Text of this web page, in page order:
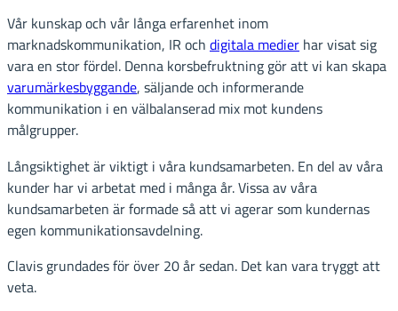
Vår kunskap och vår långa erfarenhet inom
marknadskommunikation, IR och digitala medier har visat sig
vara en stor fördel. Denna korsbefruktning gör att vi kan skapa
varumärkesbyggande, säljande och informerande
kommunikation i en välbalanserad mix mot kundens
målgrupper.
Långsiktighet är viktigt i våra kundsamarbeten. En del av våra
kunder har vi arbetat med i många år. Vissa av våra
kundsamarbeten är formade så att vi agerar som kundernas
egen kommunikationsavdelning.
Clavis grundades för över 20 år sedan. Det kan vara tryggt att
veta.